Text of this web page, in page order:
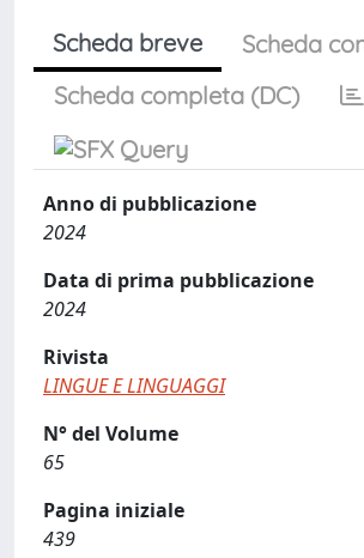
Scheda breve
Scheda
Scheda completa (DC)
Anno di pubblicazione
2024
Data di prima pubblicazione
2024
Rivista
LINGUE E LINGUAGGI
N° del Volume
65
Pagina iniziale
439